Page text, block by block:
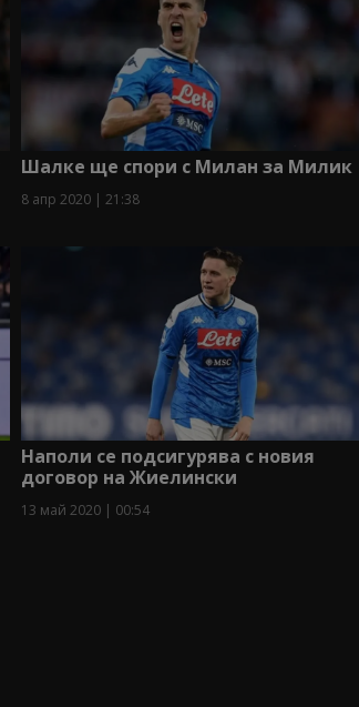
Шалке ще спори с Милан за Милик
8 апр 2020 | 21:38
Наполи се подсигурява с новия
договор на Жиелински
13 май 2020 | 00:54